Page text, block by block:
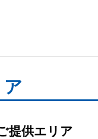
提供エリア